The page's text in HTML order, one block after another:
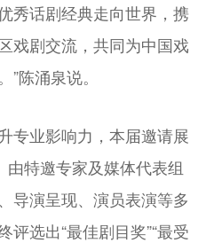
秀话剧经典走向世界，携
戏剧交流，共同为中国戏
陈涌泉说。
专业影响力，本届邀请展
由特邀专家及媒体代表组
导演呈现、演员表演等多
选出“最佳剧目奖”“最受